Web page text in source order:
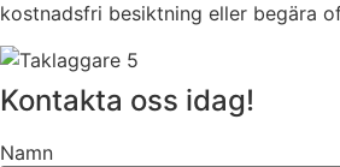
kostnadsfri besiktning eller begära
Kontakta oss idag!
Namn